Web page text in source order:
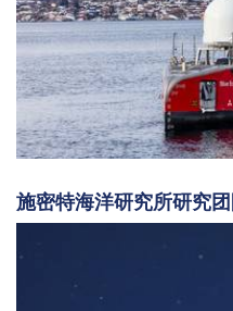
施密特海洋研究所研究